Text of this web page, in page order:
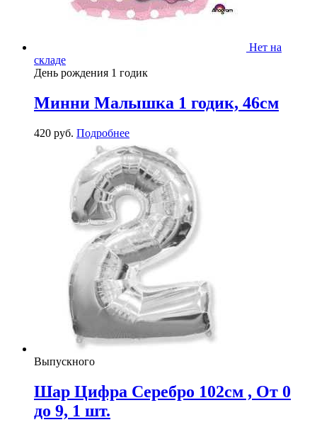
Нет на
складе
День рождения 1 годик
Минни Малышка 1 годик, 46см
420 руб. Подробнее
Выпускного
Шар Цифра Серебро 102см , От 0
до 9, 1 шт.